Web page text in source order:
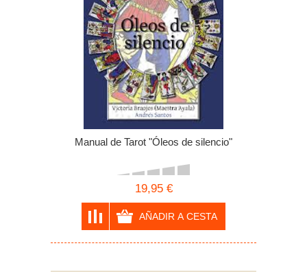
Manual de Tarot "Óleos de silencio"
19,95 €